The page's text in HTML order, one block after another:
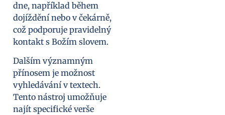
dne, například během
dojíždění nebo v čekárně,
což podporuje pravidelný
kontakt s Božím slovem.
Dalším významným
přínosem je možnost
vyhledávání v textech.
Tento nástroj umožňuje
najít specifické verše